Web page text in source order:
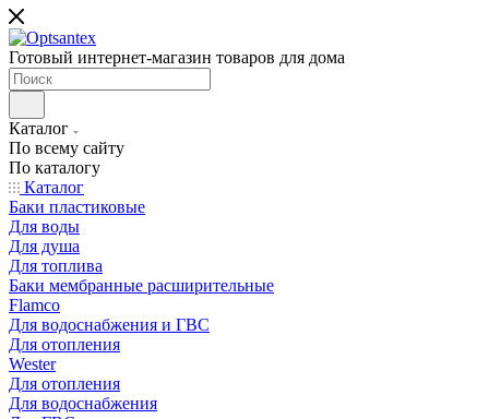
Готовый интернет-магазин товаров для дома
Каталог
По всему сайту
По каталогу
Каталог
Баки пластиковые
Для воды
Для душа
Для топлива
Баки мембранные расширительные
Flamco
Для водоснабжения и ГВС
Для отопления
Wester
Для отопления
Для водоснабжения